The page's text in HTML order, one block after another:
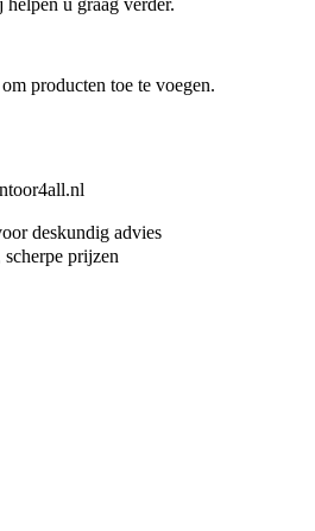
u graag verder.
producten toe te voegen.
deskundig advies
prijzen